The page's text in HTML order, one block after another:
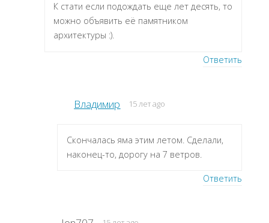
К стати если подождать еще лет десять, то
можно объявить её памятником
архитектуры :).
Ответить
Владимир 15 лет ago
Скончалась яма этим летом. Сделали,
наконец-то, дорогу на 7 ветров.
Ответить